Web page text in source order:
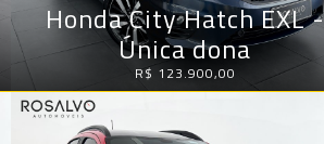
Honda City Hatch EXL -
Única dona
R$ 123.900,00